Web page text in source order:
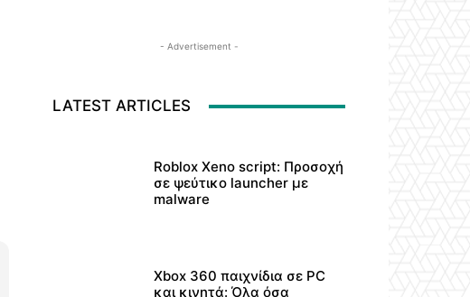
- Advertisement -
LATEST ARTICLES
Roblox Xeno script: Προσοχή
σε ψεύτικο launcher με
malware
Xbox 360 παιχνίδια σε PC
και κινητά: Όλα όσα